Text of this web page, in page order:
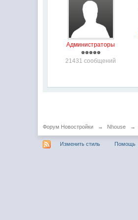
Администраторы
21431 сообщений
Форум Новостройки → Nhouse →
Изменить стиль Помощь